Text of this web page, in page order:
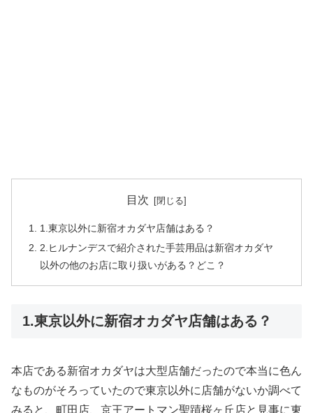
目次
1.東京以外に新宿オカダヤ店舗はある？
2.ヒルナンデスで紹介された手芸用品は新宿オカダヤ
以外の他のお店に取り扱いがある？どこ？
1.東京以外に新宿オカダヤ店舗はある？
本店である新宿オカダヤは大型店舗だったので本当に色ん
なものがそろっていたので東京以外に店舗がないか調べて
みると、町田店、京王アートマン聖蹟桜ヶ丘店と見事に東